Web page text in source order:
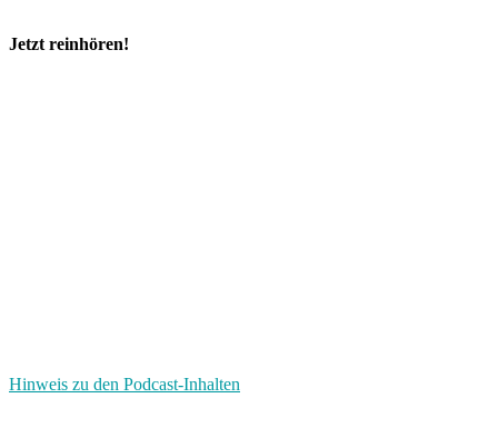
Jetzt reinhören!
Hinweis zu den Podcast-Inhalten